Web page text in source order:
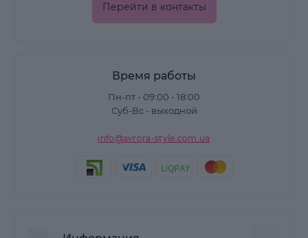
Перейти в контакты
Время работы
Пн-пт - 09:00 - 18:00
Суб-Вс - выходной
info@avrora-style.com.ua